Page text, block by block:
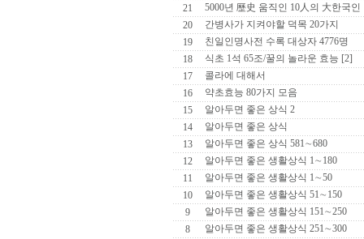
21
5000년 歷史 움직인 10人의 大한국인
20
간병사가 지켜야할 덕목 20가지
19
친일인명사전 수록 대상자 4776명
18
식초 1석 65조/꿀의 놀라운 효능 [2]
17
콜라에 대해서
16
약초효능 80가지 모음
15
알아두면 좋은 상식 2
14
알아두면 좋은 상식
13
알아두면 좋은 상식 581∼680
12
알아두면 좋은 생활상식 1∼180
11
알아두면 좋은 생활상식 1∼50
10
알아두면 좋은 생활상식 51∼150
9
알아두면 좋은 생활상식 151∼250
8
알아두면 좋은 생활상식 251∼300